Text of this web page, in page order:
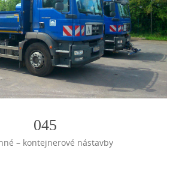
045
– kontejnerové nástavby